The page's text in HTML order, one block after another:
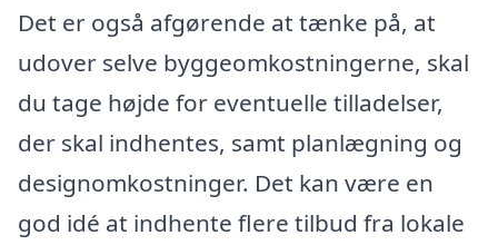
Det er også afgørende at tænke på, at
udover selve byggeomkostningerne, skal
du tage højde for eventuelle tilladelser,
der skal indhentes, samt planlægning og
designomkostninger. Det kan være en
god idé at indhente flere tilbud fra lokale